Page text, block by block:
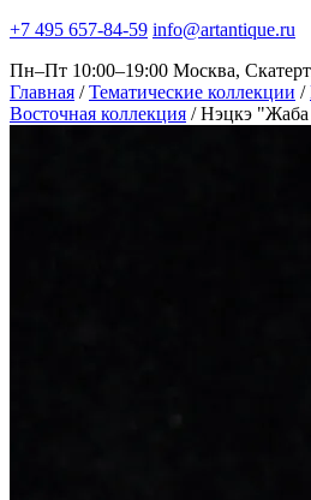
+7 495 657-84-59 info@artantique.ru
Пн–Пт 10:00–19:00 Москва,
Главная / Тематические коллекции /
Восточная коллекция / Нэцкэ "Жаба